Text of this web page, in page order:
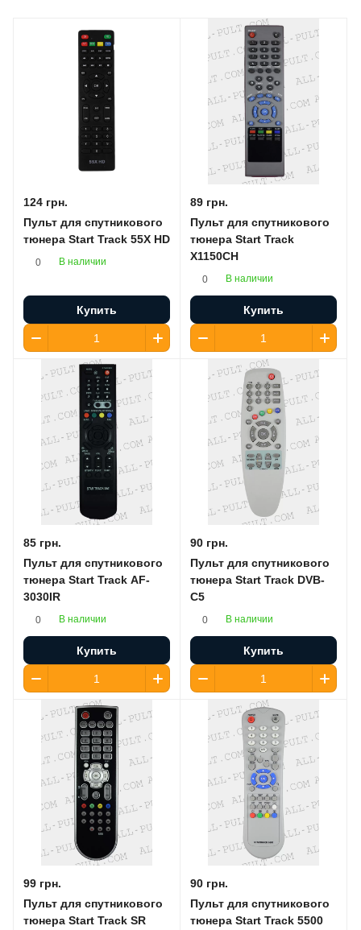
124 грн.
Пульт для спутникового
тюнера Start Track 55X HD
0 В наличии
Купить
89 грн.
Пульт для спутникового
тюнера Start Track
X1150CH
0 В наличии
Купить
85 грн.
Пульт для спутникового
тюнера Start Track AF-
3030IR
0 В наличии
Купить
90 грн.
Пульт для спутникового
тюнера Start Track DVB-
C5
0 В наличии
Купить
99 грн.
Пульт для спутникового
тюнера Start Track SR
90 грн.
Пульт для спутникового
тюнера Start Track 5500